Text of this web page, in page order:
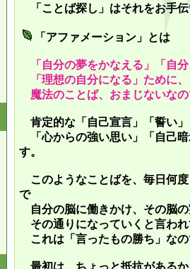
「ことば探し」はそれをお手
「アファメーション」とは
「自分の夢をかなえる」「自
「理想の自分になる」ために
魔法のことば、おまじないな
肯定的な「自己宣言」「誓い
「心からの強い思い」「自己
す。
このようなことばを、毎日何
で
自分の脳に働きかけ、その脳
その通りになっていくと言わ
これは「言ったもの勝ち」な
最初は、ちょっと抵抗がある